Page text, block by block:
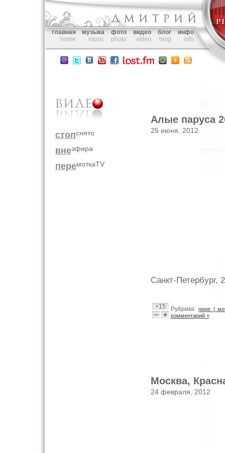
главная музыка фото видео блог
инфо
home
music photo video blog info
стопснято
внеэфира
перемоткаTV
Алые паруса
25 июня, 2012
Санкт-Петербург,
+15 Рубрика:пере |
комментарий »
Москва,
24 февраля, 2012